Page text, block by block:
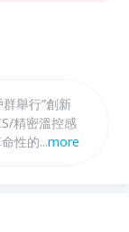
舉行”創新
精密溫控感
性的MEMS
...more